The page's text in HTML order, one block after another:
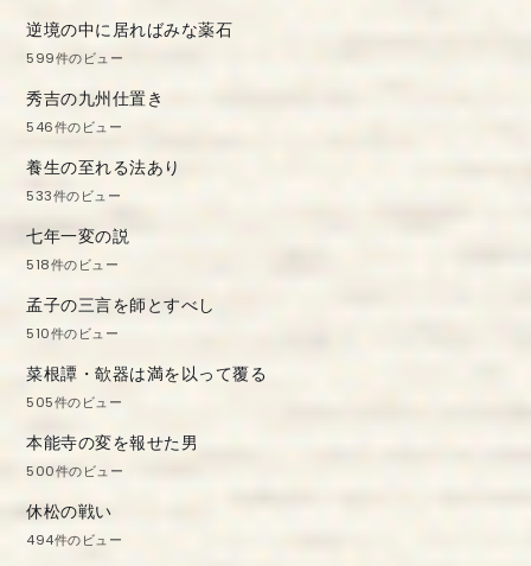
逆境の中に居ればみな薬石
599件のビュー
秀吉の九州仕置き
546件のビュー
養生の至れる法あり
533件のビュー
七年一変の説
518件のビュー
孟子の三言を師とすべし
510件のビュー
菜根譚・欹器は満を以って覆る
505件のビュー
本能寺の変を報せた男
500件のビュー
休松の戦い
494件のビュー